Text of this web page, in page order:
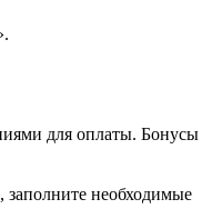
для оплаты. Бонусы
заполните необходимые